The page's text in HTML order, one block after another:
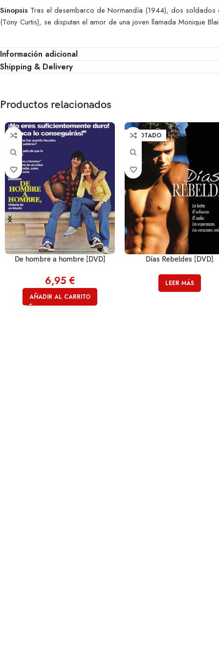
Sinopsis Tras el desembarco de Normandía (1944), dos soldados
(Tony Curtis), se disputan el amor de una joven llamada Monique
Información adicional
Shipping & Delivery
Productos relacionados
De hombre a hombre [DVD]
6,95 €
AÑADIR AL CARRITO
AGOTADO
Días Rebeldes [DVD]
LEER MÁS